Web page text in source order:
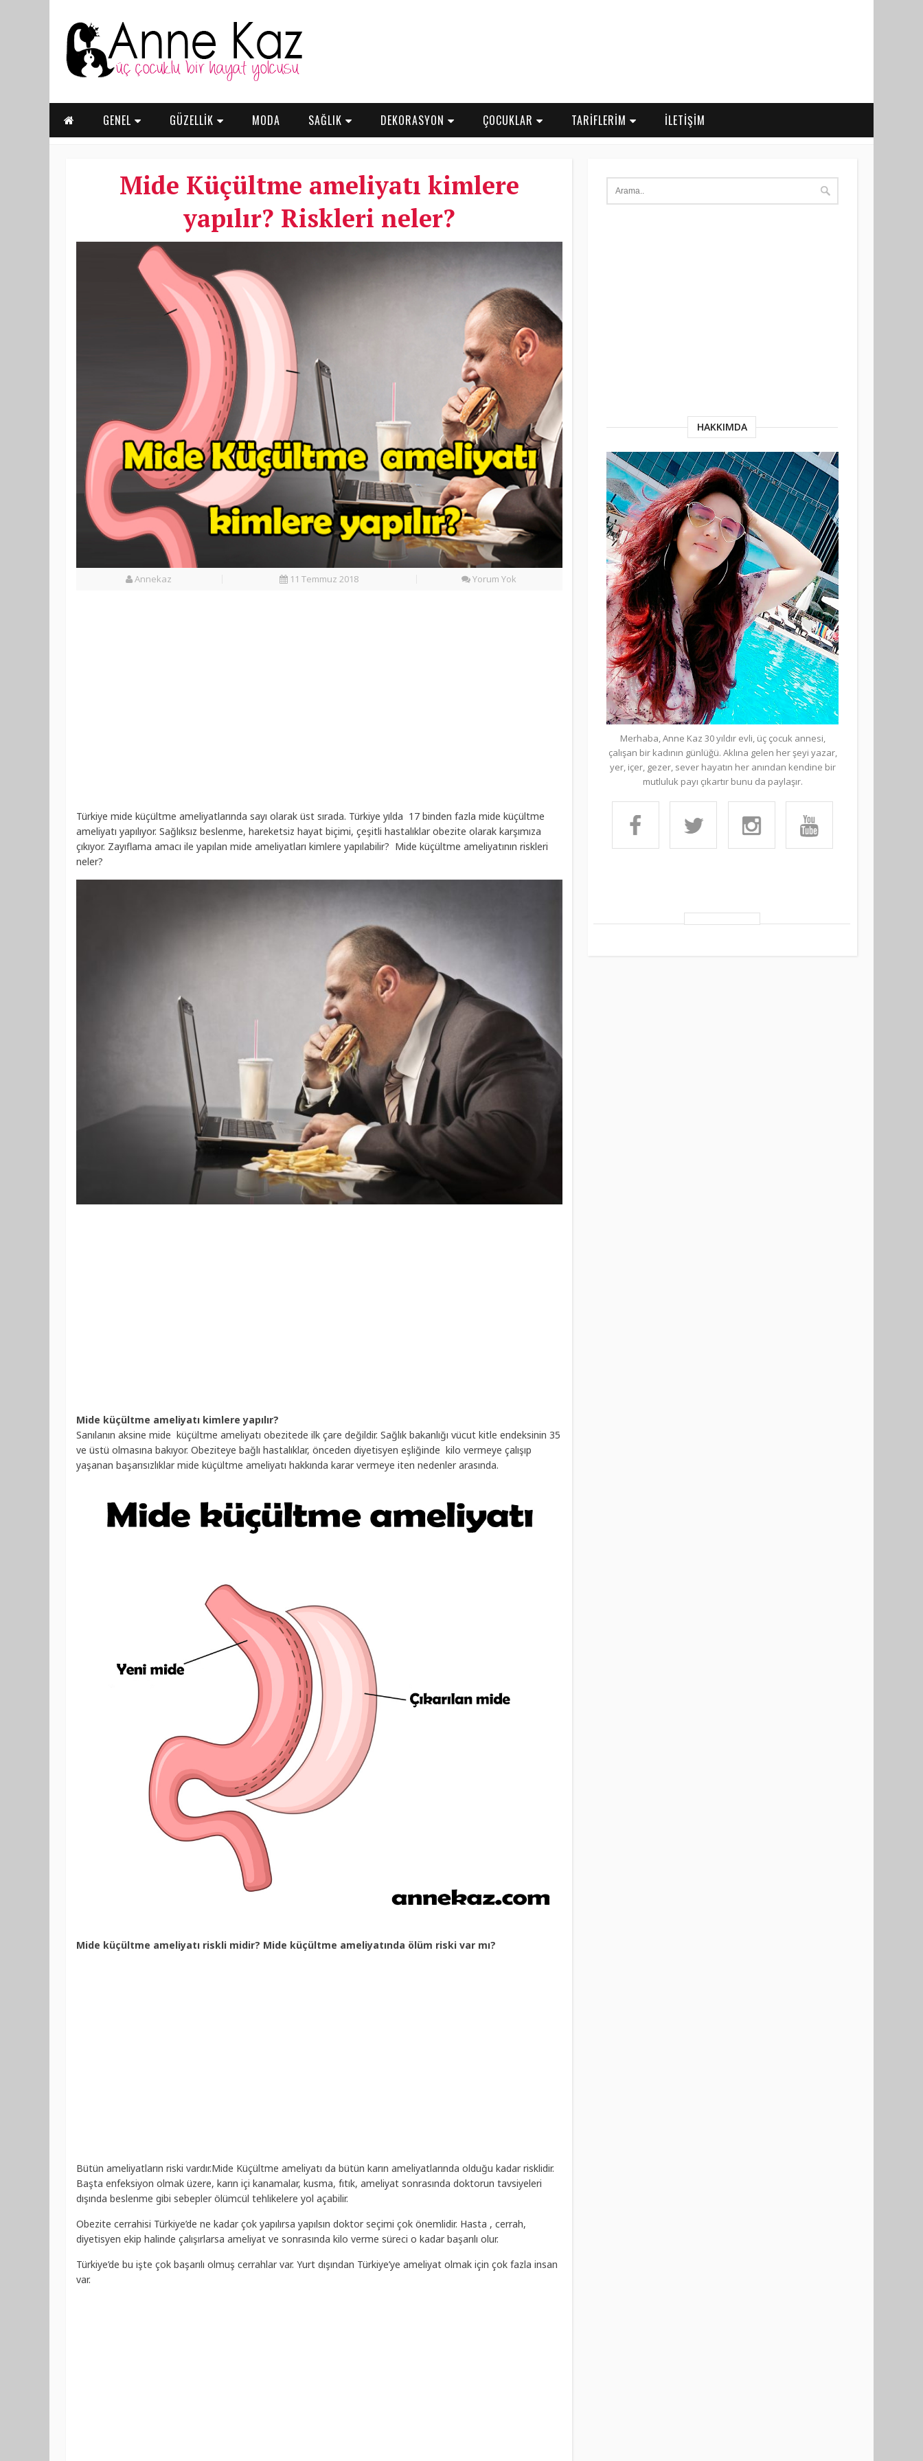
GENEL GÜZELLİK MODA SAĞLIK DEKORASYON ÇOCUKLAR TARİFLERİM İLETİŞİM
Mide Küçültme ameliyatı kimlere
yapılır? Riskleri neler?
Annekaz 11 Temmuz 2018 Yorum Yok
Türkiye mide küçültme ameliyatlarında sayı olarak üst sırada. Türkiye yılda 17 binden fazla mide küçültme
ameliyatı yapılıyor. Sağlıksız beslenme, hareketsiz hayat biçimi, çeşitli hastalıklar obezite olarak karşımıza
çıkıyor. Zayıflama amacı ile yapılan mide ameliyatları kimlere yapılabilir? Mide küçültme ameliyatının riskleri
neler?
Mide küçültme ameliyatı kimlere yapılır?
Sanılanın aksine mide küçültme ameliyatı obezitede ilk çare değildir. Sağlık bakanlığı vücut kitle endeksinin 35
ve üstü olmasına bakıyor. Obeziteye bağlı hastalıklar, önceden diyetisyen eşliğinde kilo vermeye çalışıp
yaşanan başarısızlıklar mide küçültme ameliyatı hakkında karar vermeye iten nedenler arasında.
Mide küçültme ameliyatı riskli midir? Mide küçültme ameliyatında ölüm riski var mı?
Bütün ameliyatların riski vardır.Mide Küçültme ameliyatı da bütün karın ameliyatlarında olduğu kadar risklidir.
Başta enfeksiyon olmak üzere, karın içi kanamalar, kusma, fıtık, ameliyat sonrasında doktorun tavsiyeleri
dışında beslenme gibi sebepler ölümcül tehlikelere yol açabilir.
Obezite cerrahisi Türkiye’de ne kadar çok yapılırsa yapılsın doktor seçimi çok önemlidir. Hasta , cerrah,
diyetisyen ekip halinde çalışırlarsa ameliyat ve sonrasında kilo verme süreci o kadar başarılı olur.
Türkiye’de bu işte çok başarılı olmuş cerrahlar var. Yurt dışından Türkiye’ye ameliyat olmak için çok fazla insan
var.
HAKKIMDA
Merhaba, Anne Kaz 30 yıldır evli, üç çocuk annesi,
çalışan bir kadının günlüğü. Aklına gelen her şeyi yazar,
yer, içer, gezer, sever hayatın her anından kendine bir
mutluluk payı çıkartır bunu da paylaşır.